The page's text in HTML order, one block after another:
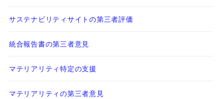
サステナビリティサイトの第三者評価
統合報告書の第三者意見
マテリアリティ特定の支援
マテリアリティの第三者意見